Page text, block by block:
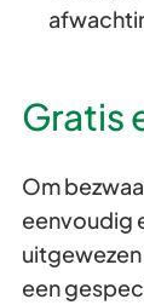
Gratis
Om
eenvoudig
een